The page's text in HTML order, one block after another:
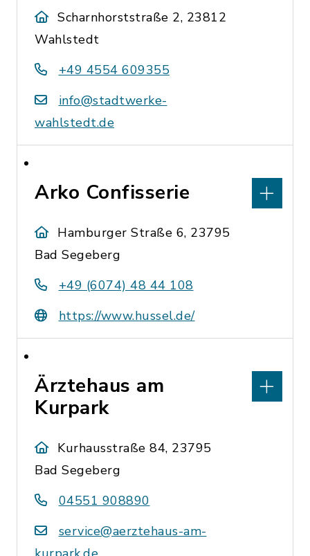
Scharnhorststraße 2, 23812
Wahlstedt
+49 4554 609355
info@stadtwerke-
wahlstedt.de
Arko Confisserie
Hamburger Straße 6, 23795
Bad Segeberg
+49 (6074) 48 44 108
https://www.hussel.de/
Ärztehaus am
Kurpark
Kurhausstraße 84, 23795
Bad Segeberg
04551 908890
service@aerztehaus-am-